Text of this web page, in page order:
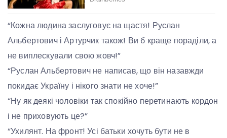
“Кожна людина заслуговує на щастя! Руслан
Альбертович і Артурчик також! Ви б краще пораділи, а
не виплескували свою жовч!”
“Руслан Альбертович не написав, що він назавжди
покидає Україну і нікого знати не хоче!”
“Ну як деякі чоловіки так спокійно перетинають кордон
і не приховують це?”
“Ухилянт. На фронт! Усі батьки хочуть бути не в